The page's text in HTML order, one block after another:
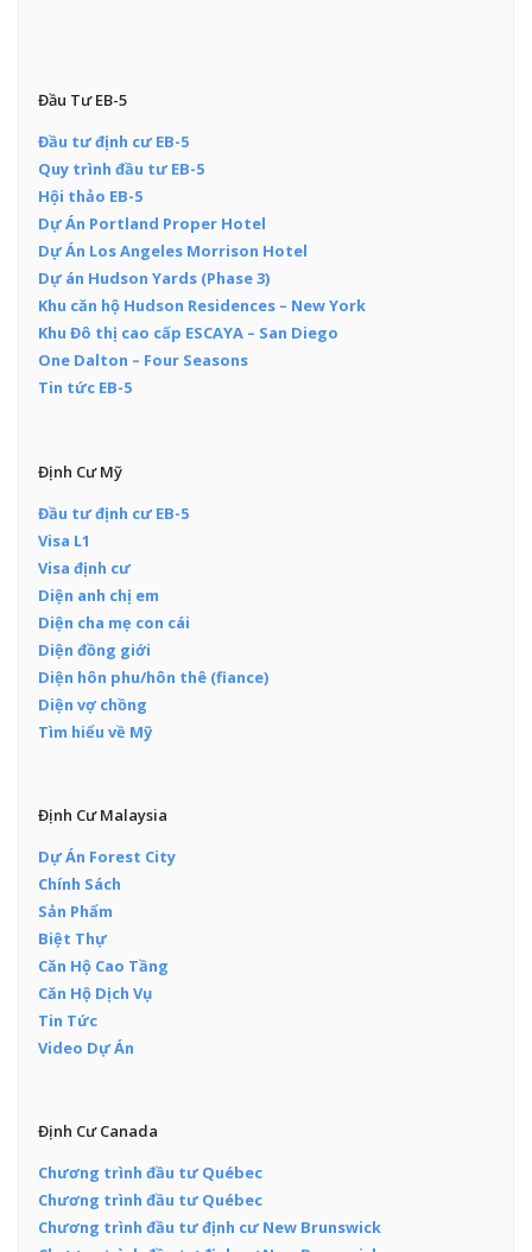
Đầu Tư EB-5
Đầu tư định cư EB-5
Quy trình đầu tư EB-5
Hội thảo EB-5
Dự Án Portland Proper Hotel
Dự Án Los Angeles Morrison Hotel
Dự án Hudson Yards (Phase 3)
Khu căn hộ Hudson Residences – New York
Khu Đô thị cao cấp ESCAYA – San Diego
One Dalton – Four Seasons
Tin tức EB-5
Định Cư Mỹ
Đầu tư định cư EB-5
Visa L1
Visa định cư
Diện anh chị em
Diện cha mẹ con cái
Diện đồng giới
Diện hôn phu/hôn thê (fiance)
Diện vợ chồng
Tìm hiểu về Mỹ
Định Cư Malaysia
Dự Án Forest City
Chính Sách
Sản Phẩm
Biệt Thự
Căn Hộ Cao Tầng
Căn Hộ Dịch Vụ
Tin Tức
Video Dự Án
Định Cư Canada
Chương trình đầu tư Québec
Chương trình đầu tư Québec
Chương trình đầu tư định cư New Brunswick